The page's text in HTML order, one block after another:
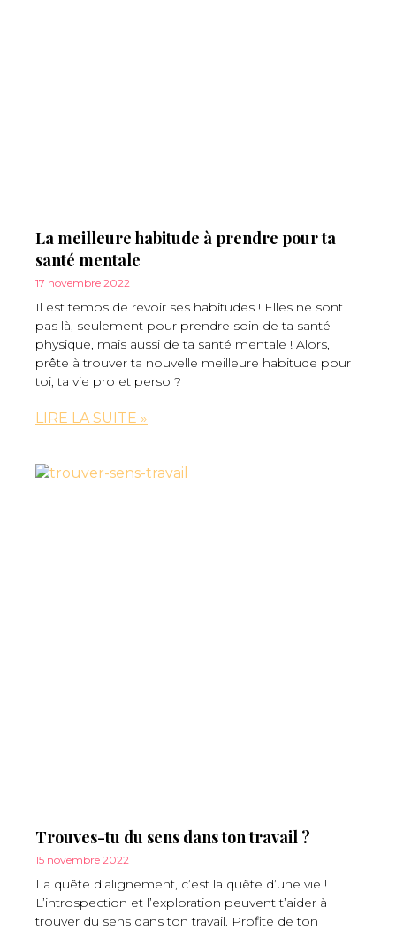
La meilleure habitude à prendre pour ta
santé mentale
17 novembre 2022
Il est temps de revoir ses habitudes ! Elles ne sont
pas là, seulement pour prendre soin de ta santé
physique, mais aussi de ta santé mentale ! Alors,
prête à trouver ta nouvelle meilleure habitude pour
toi, ta vie pro et perso ?
LIRE LA SUITE »
Trouves-tu du sens dans ton travail ?
15 novembre 2022
La quête d’alignement, c’est la quête d’une vie !
L’introspection et l’exploration peuvent t’aider à
trouver du sens dans ton travail. Profite de ton